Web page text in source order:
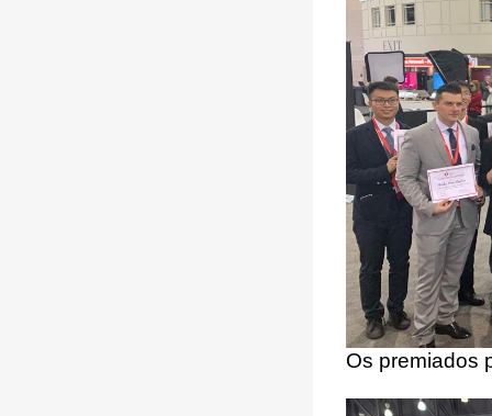
Os premiados